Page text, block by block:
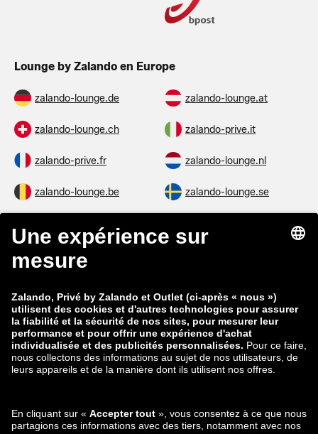
Lounge by Zalando en Europe
zalando-lounge.de zalando-lounge.at
zalando-lounge.ch zalando-prive.it
zalando-prive.fr zalando-lounge.nl
zalando-lounge.be zalando-lounge.se
zalando-lounge.co.uk
zalando-lounge.lt zalando-lounge.sk
zalando-lounge.ro zalando-lounge.hr
zalando-lounge.lu zalando-lounge.ee